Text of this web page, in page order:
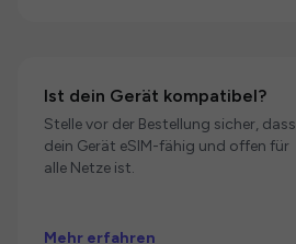
Ist dein Gerät kompatibel?
Stelle vor der Bestellung sicher, dass
dein Gerät eSIM-fähig und offen für
alle Netze ist.
Mehr erfahren